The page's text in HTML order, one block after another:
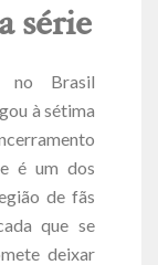
série
no Brasil
à sétima
é um dos
de fãs
que se
deixar